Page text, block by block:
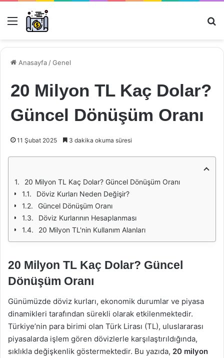
Menü
Anasayfa /Genel
20 Milyon TL Kaç Dolar?
Güncel Dönüşüm Oranı
11 Şubat 2025 3 dakika okuma süresi
20 Milyon TL Kaç Dolar? Güncel Dönüşüm Oranı
Döviz Kurları Neden Değişir?
Güncel Dönüşüm Oranı
Döviz Kurlarının Hesaplanması
20 Milyon TL'nin Kullanım Alanları
20 Milyon TL Kaç Dolar? Güncel
Dönüşüm Oranı
Günümüzde döviz kurları, ekonomik durumlar ve piyasa
dinamikleri tarafından sürekli olarak etkilenmektedir.
Türkiye’nin para birimi olan Türk Lirası (TL), uluslararası
piyasalarda işlem gören dövizlerle karşılaştırıldığında,
sıklıkla değişkenlik göstermektedir. Bu yazıda, 20 milyon